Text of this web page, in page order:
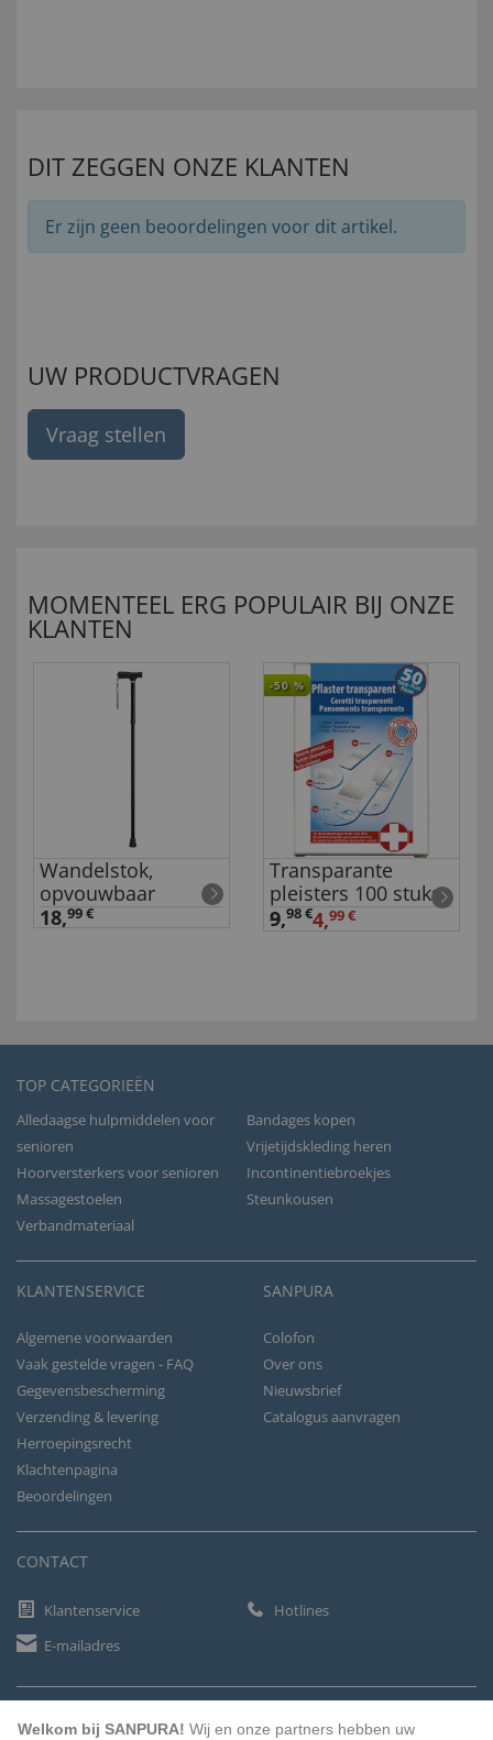
DIT ZEGGEN ONZE KLANTEN
Er zijn geen beoordelingen voor dit artikel.
UW PRODUCTVRAGEN
Vraag stellen
MOMENTEEL ERG POPULAIR BIJ ONZE
KLANTEN
Wandelstok,
opvouwbaar
18,99 €
-50 %
Transparante
pleisters 100 stuks
9,98 €4,99 €
TOP CATEGORIEËN
Alledaagse hulpmiddelen voor
senioren
Bandages kopen
Vrijetijdskleding heren
Hoorversterkers voor senioren
Incontinentiebroekjes
Massagestoelen
Steunkousen
Verbandmateriaal
KLANTENSERVICE
Algemene voorwaarden
Vaak gestelde vragen - FAQ
Gegevensbescherming
Verzending & levering
Herroepingsrecht
Klachtenpagina
Beoordelingen
SANPURA
Colofon
Over ons
Nieuwsbrief
Catalogus aanvragen
CONTACT
Klantenservice
Hotlines
E-mailadres
Welkom bij SANPURA! Wij en onze partners hebben uw